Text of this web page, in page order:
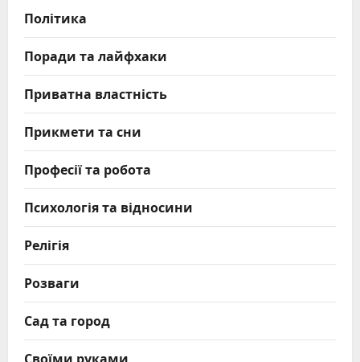
Політика
Поради та лайфхаки
Приватна властність
Прикмети та сни
Професії та робота
Психологія та відносини
Релігія
Розваги
Сад та город
Своїми руками